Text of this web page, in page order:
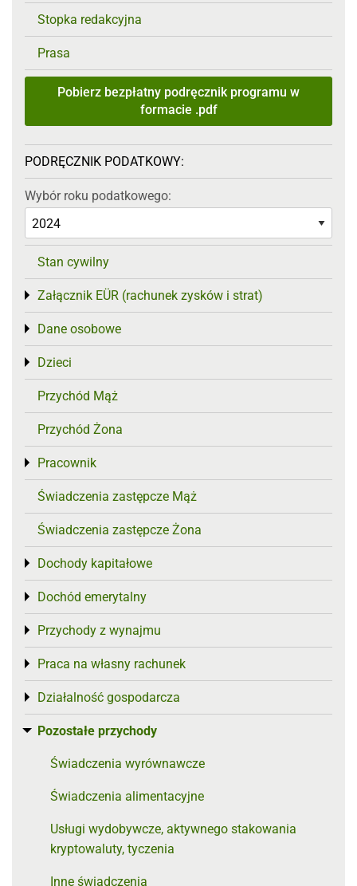
Stopka redakcyjna
Prasa
Pobierz bezpłatny podręcznik programu w
formacie .pdf
PODRĘCZNIK PODATKOWY:
Wybór roku podatkowego:
Stan cywilny
Załącznik EÜR (rachunek zysków i strat)
Toggle menu
Dane osobowe
Toggle menu
Dzieci
Toggle menu
Przychód Mąż
Przychód Żona
Pracownik
Toggle menu
Świadczenia zastępcze Mąż
Świadczenia zastępcze Żona
Dochody kapitałowe
Toggle menu
Dochód emerytalny
Toggle menu
Przychody z wynajmu
Toggle menu
Praca na własny rachunek
Toggle menu
Działalność gospodarcza
Toggle menu
Pozostałe przychody
Toggle menu
Świadczenia wyrównawcze
Świadczenia alimentacyjne
Usługi wydobywcze, aktywnego stakowania
kryptowaluty, tyczenia
Inne świadczenia